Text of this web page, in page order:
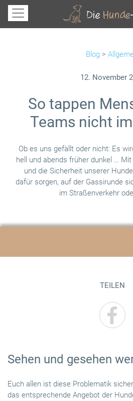
Blog>
12. November
So tappen
Teams nicht
Ob es uns gefällt oder nicht: Es
hell und abends früher dunkel …
und die Sicherheit unserer
dafür sorgen, auf der Gassirunde
im Straßenverkehr
Sehen und gesehen
Euch allen ist diese Problematik
das entsprechende Angebot der
TEILEN